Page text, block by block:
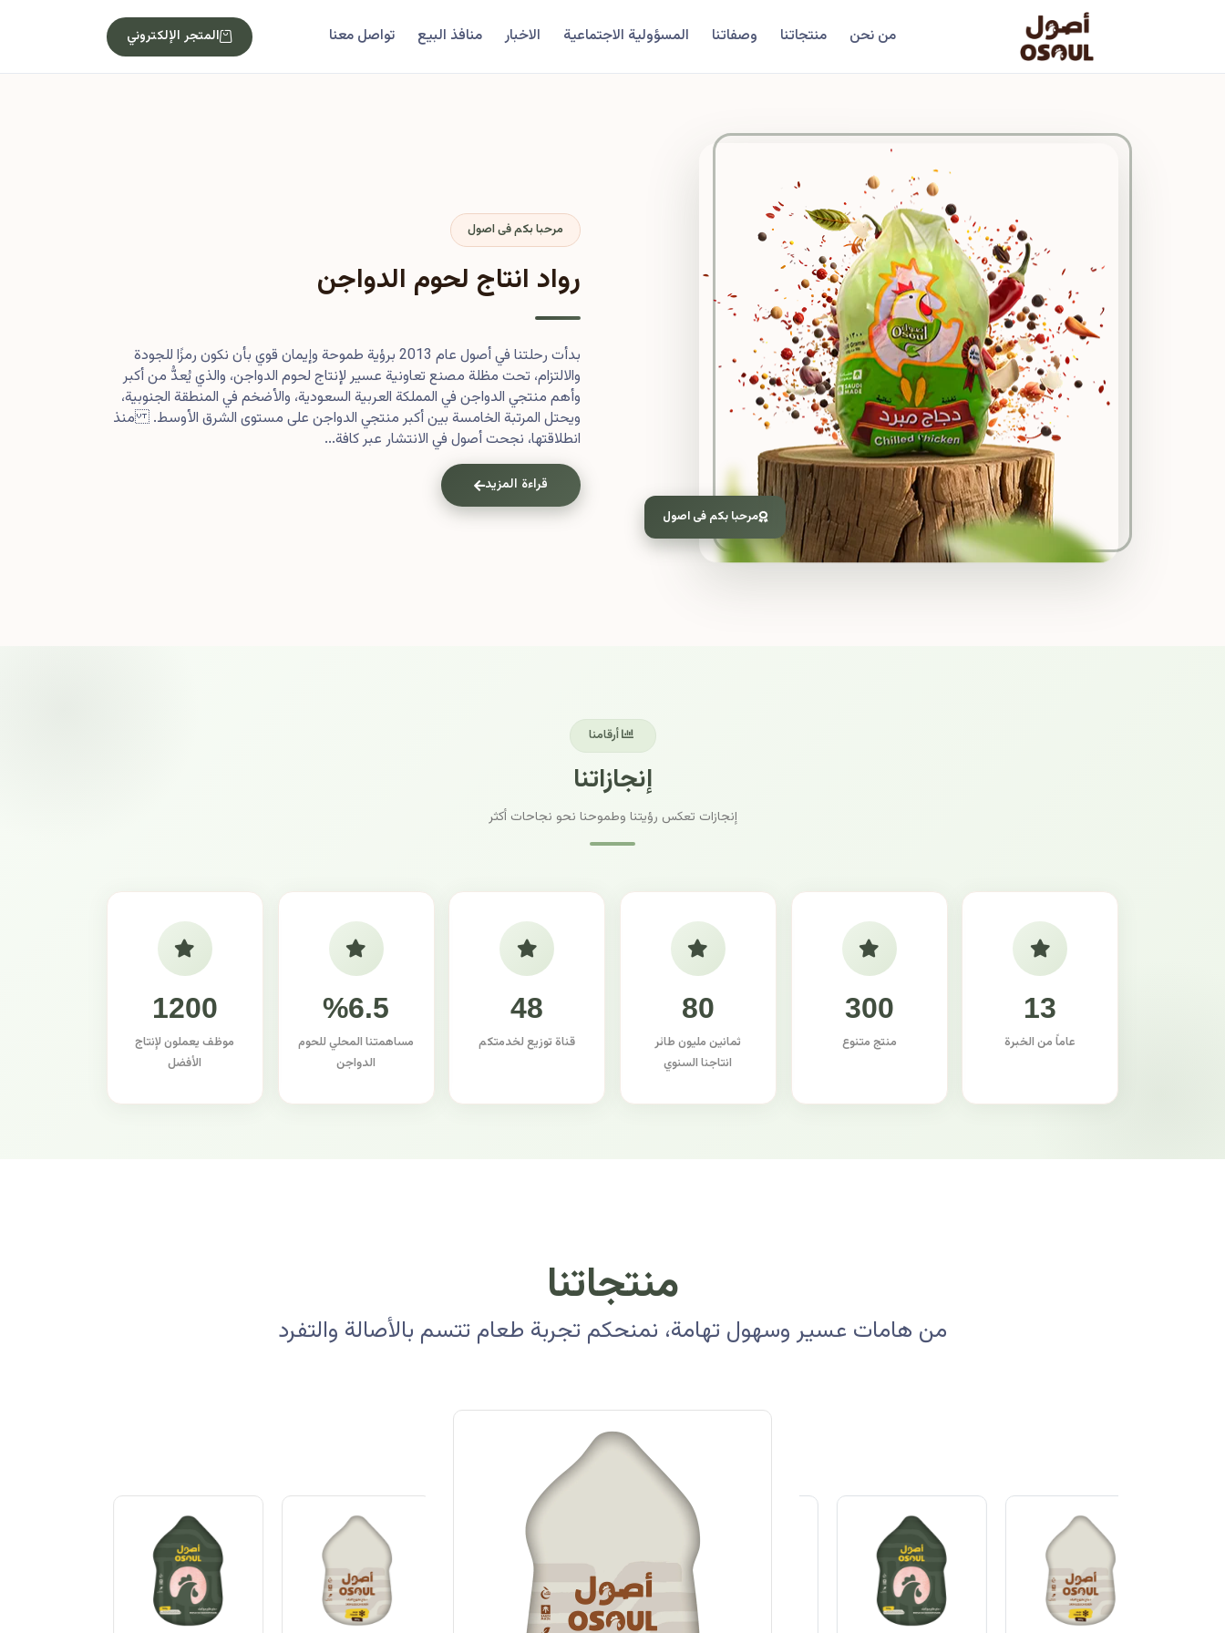
من نحن منتجاتنا وصفاتنا المسؤولية الاجتماعية الاخبار منافذ البيع تواصل معنا المتجر الإلكتروني
مرحبا بكم فى اصول
مرحبا بكم فى اصول
رواد انتاج لحوم الدواجن
بدأت رحلتنا في أصول عام 2013 برؤية طموحة وإيمان قوي بأن نكون رمزًا للجودة
والالتزام، تحت مظلة مصنع تعاونية عسير لإنتاج لحوم الدواجن، والذي يُعدُّ من أكبر
وأهم منتجي الدواجن في المملكة العربية السعودية، والأضخم في المنطقة الجنوبية،
ويحتل المرتبة الخامسة بين أكبر منتجي الدواجن على مستوى الشرق الأوسط. منذ
انطلاقتها، نجحت أصول في الانتشار عبر كافة...
قراءة المزيد
أرقامنا
إنجازاتنا
إنجازات تعكس رؤيتنا وطموحنا نحو نجاحات أكثر
13
عاماً من الخبرة
300
منتج متنوع
80
ثمانين مليون طائر
انتاجنا السنوي
48
قناة توزيع لخدمتكم
%6.5
مساهمتنا المحلي للحوم
الدواجن
1200
موظف يعملون لإنتاج
الأفضل
منتجاتنا
من هامات عسير وسهول تهامة، نمنحكم تجربة طعام تتسم بالأصالة والتفرد